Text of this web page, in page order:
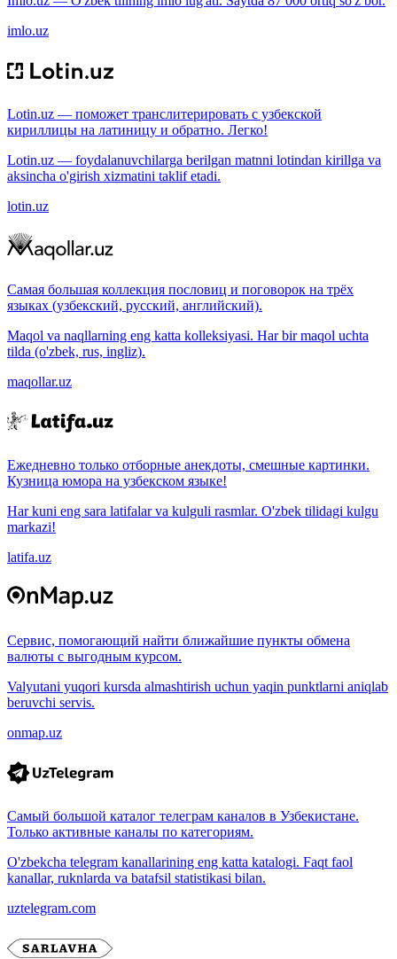
imlo.uz
Lotin.uz — поможет транслитерировать с узбекской
кириллицы на латиницу и обратно. Легко!
Lotin.uz — foydalanuvchilarga berilgan matnni lotindan kirillga va
aksincha o'girish xizmatini taklif etadi.
lotin.uz
Самая большая коллекция пословиц и поговорок на трёх
языках (узбекский, русский, английский).
Maqol va naqllarning eng katta kolleksiyasi. Har bir maqol uchta
tilda (o'zbek, rus, ingliz).
maqollar.uz
Ежедневно только отборные анекдоты, смешные картинки.
Кузница юмора на узбекском языке!
Har kuni eng sara latifalar va kulguli rasmlar. O'zbek tilidagi kulgu
markazi!
latifa.uz
Сервис, помогающий найти ближайшие пункты обмена
валюты с выгодным курсом.
Valyutani yuqori kursda almashtirish uchun yaqin punktlarni aniqlab
beruvchi servis.
onmap.uz
Самый большой каталог телеграм каналов в Узбекистане.
Только активные каналы по категориям.
O'zbekcha telegram kanallarining eng katta katalogi. Faqt faol
kanallar, ruknlarda va batafsil statistikasi bilan.
uztelegram.com